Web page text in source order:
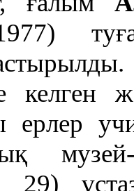
ерлер
29)